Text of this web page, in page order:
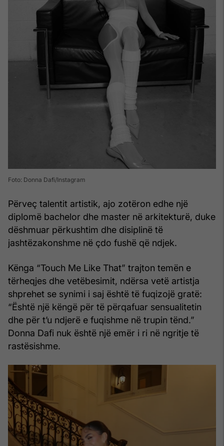
Foto: Donna Dafi/Instagram
Përveç talentit artistik, ajo zotëron edhe një
diplomë bachelor dhe master në arkitekturë, duke
dëshmuar përkushtim dhe disiplinë të
jashtëzakonshme në çdo fushë që ndjek.
Kënga “Touch Me Like That” trajton temën e
tërheqjes dhe vetëbesimit, ndërsa vetë artistja
shprehet se synimi i saj është të fuqizojë gratë:
“Është një këngë për të përqafuar sensualitetin
dhe për t’u ndjerë e fuqishme në trupin tënd.”
Donna Dafi nuk është një emër i ri në ngritje të
rastësishme.